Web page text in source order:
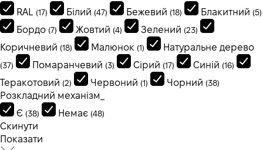
RAL (17) Білий (47) Бежевий (18) Блакитний (5)
Бордо (7) Жовтий (4) Зелений (23)
Коричневий (18) Малюнок (1) Натуральне дерево
(37) Помаранчевий (3) Сірий (17) Синій (16)
Теракотовий (2) Червоний (1) Чорний (38)
Розкладний механізм_
Є (38) Немає (48)
Скинути
Показати